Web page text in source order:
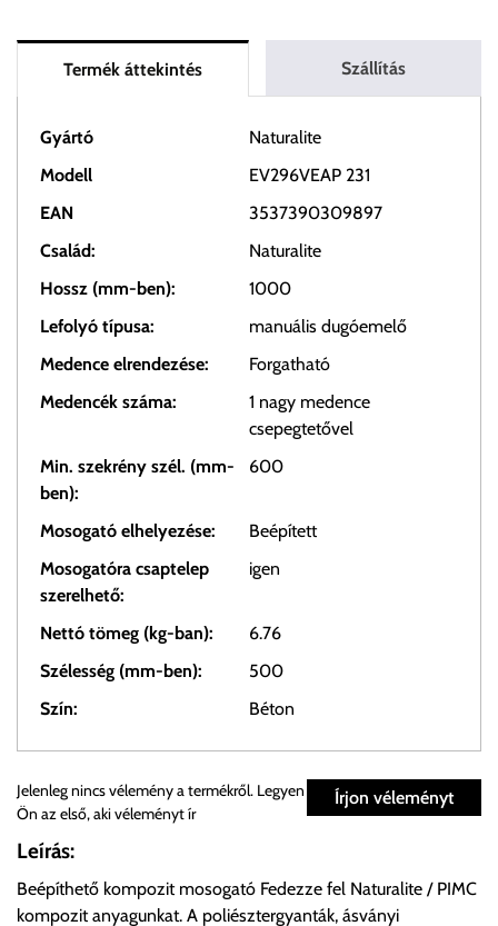
Termék áttekintés Szállítás
Gyártó
Naturalite
Modell
EV296VEAP 231
EAN
3537390309897
Család:
Naturalite
Hossz (mm-ben):
1000
Lefolyó típusa:
manuális dugóemelő
Medence elrendezése:
Forgatható
Medencék száma:
1 nagy medence
csepegtetővel
Min. szekrény szél. (mm-
ben):
600
Mosogató elhelyezése:
Beépített
Mosogatóra csaptelep
szerelhető:
igen
Nettó tömeg (kg-ban):
6.76
Szélesség (mm-ben):
500
Szín:
Béton
Személyes átvétel:
Önnek lehetősége van rendelését a beérkezést követően
ingyenesen átvenni Budapesti Cégcsoportunk Stúdiójában
előre egyeztetett időpontban.
Írjon véleményt
Jelenleg nincs vélemény a termékről. Legyen
Ön az első, aki véleményt ír
Leírás:
Beépíthető kompozit mosogató Fedezze fel Naturalite / PIMC
kompozit anyagunkat. A poliésztergyanták, ásványi